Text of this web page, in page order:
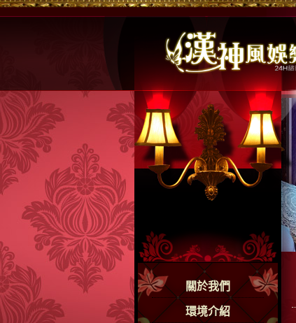
關於我們
環境介紹